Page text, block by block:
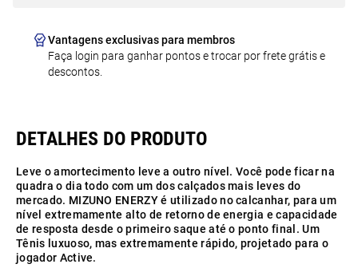
Vantagens exclusivas para membros
Faça login para ganhar pontos e trocar por frete grátis e
descontos.
Leve o amortecimento leve a outro nível. Você pode ficar na
quadra o dia todo com um dos calçados mais leves do
mercado. MIZUNO ENERZY é utilizado no calcanhar, para um
nível extremamente alto de retorno de energia e capacidade
de resposta desde o primeiro saque até o ponto final. Um
Tênis luxuoso, mas extremamente rápido, projetado para o
jogador Active.